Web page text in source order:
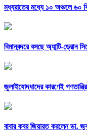
মধ্যরাতের মধ্যে ১০ অঞ্চলে ৬০
বিমানবন্দরে বসছে অ্যান্টি-ড্রোন
জুলাইযোদ্ধাদের কারণেই
বাবার কবর জিয়ারত করলেন ডা.